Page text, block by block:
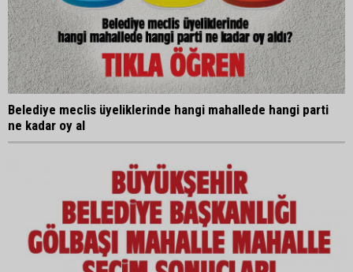
Belediye meclis üyeliklerinde hangi mahallede hangi parti
ne kadar oy al